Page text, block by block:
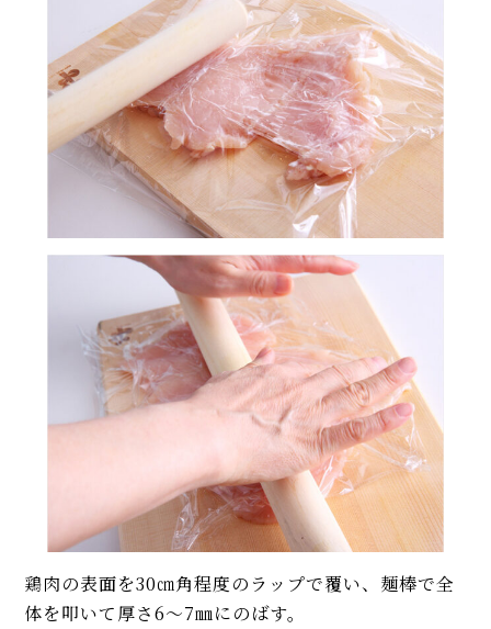
鶏肉の表面を30㎝角程度のラップで覆い、麺棒で全
体を叩いて厚さ6～7㎜にのばす。